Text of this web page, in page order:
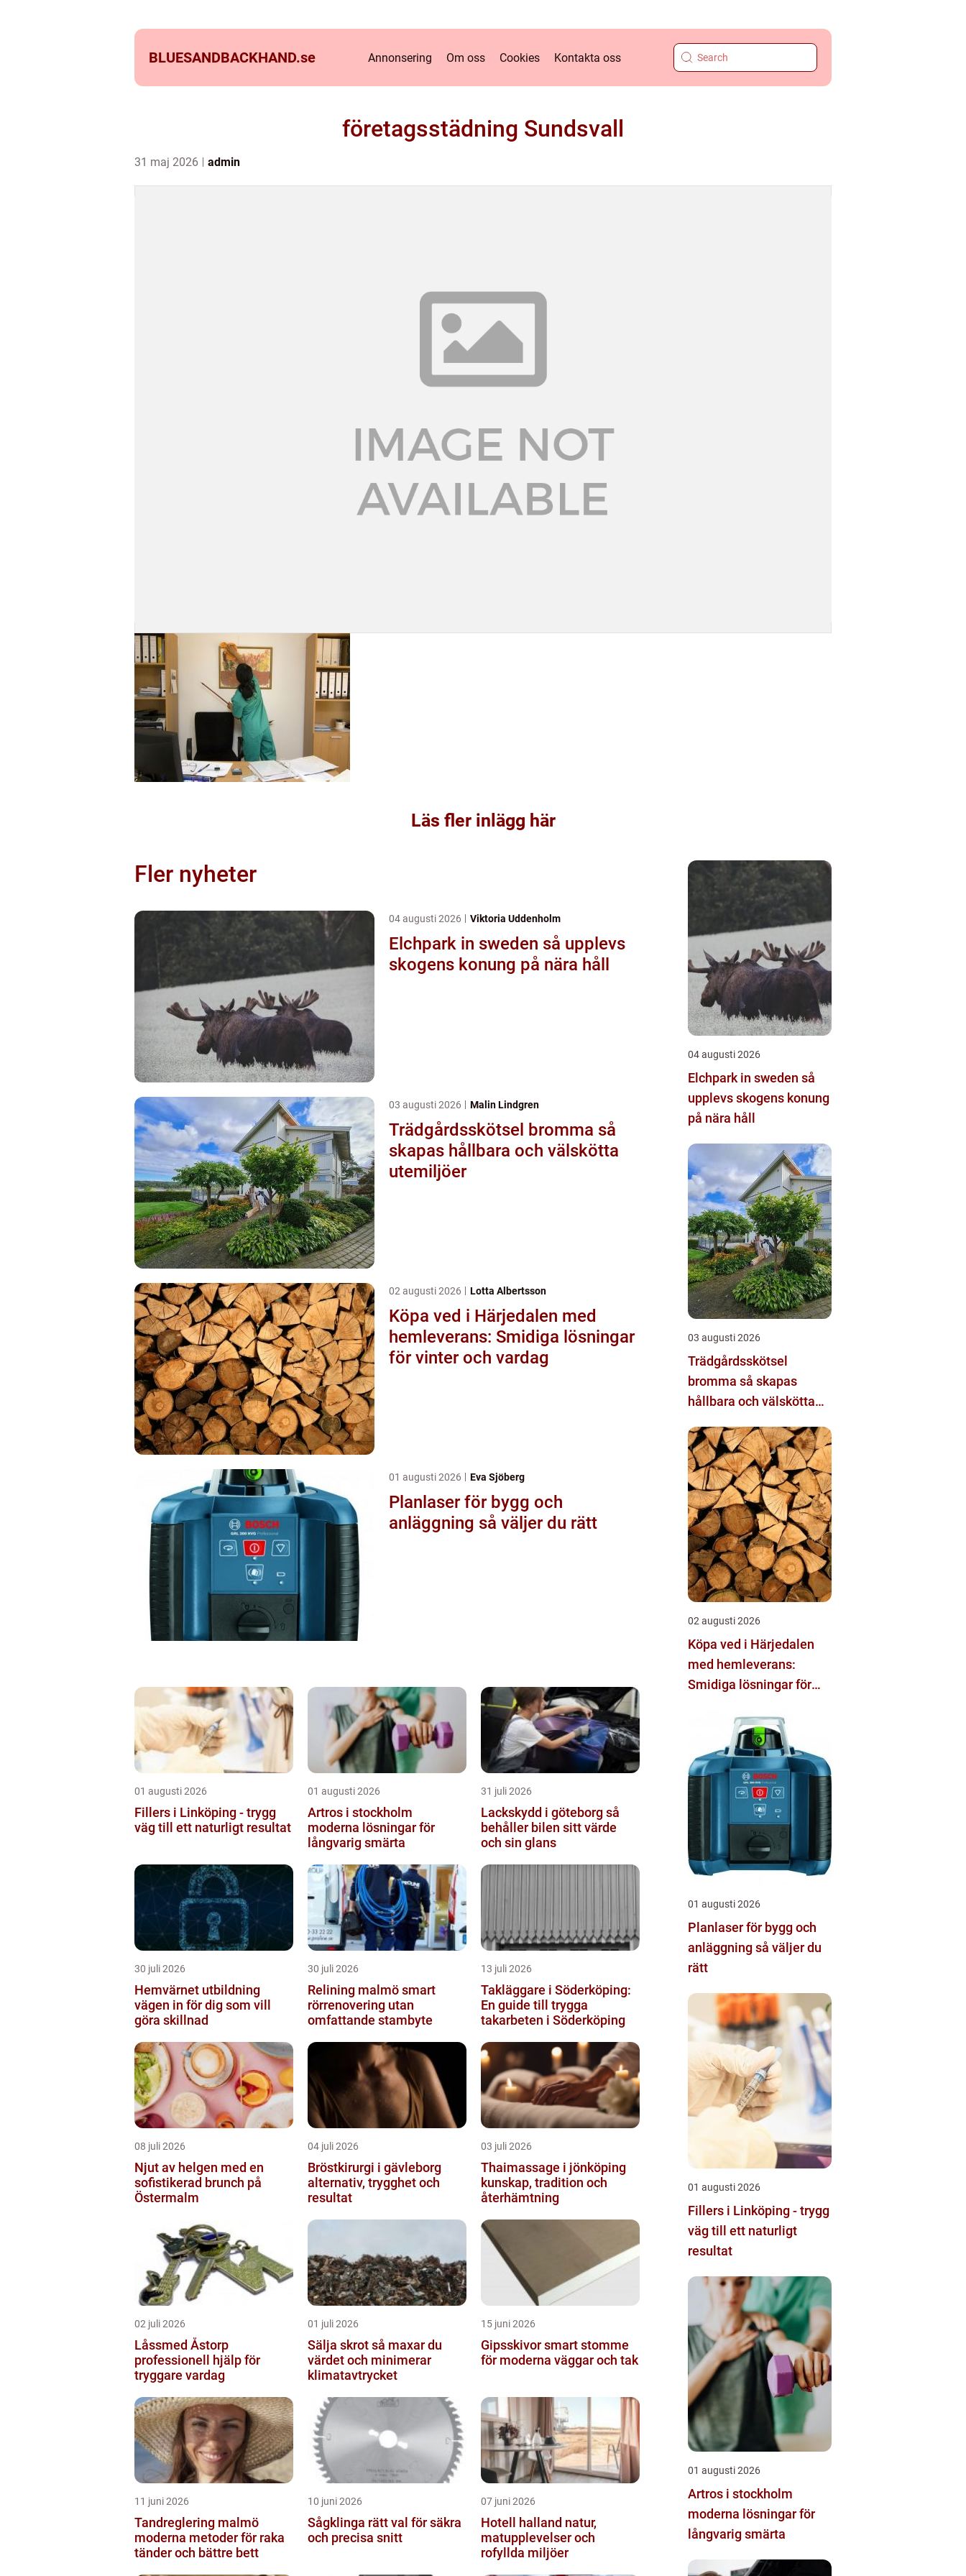
BLUESANDBACKHAND.se Annonsering Om oss Cookies Kontakta oss
företagsstädning Sundsvall
31 maj 2026 admin
Läs fler inlägg här
Fler nyheter
04 augusti 2026 Viktoria Uddenholm
Elchpark in sweden så upplevs
skogens konung på nära håll
03 augusti 2026 Malin Lindgren
Trädgårdsskötsel bromma så
skapas hållbara och välskötta
utemiljöer
02 augusti 2026 Lotta Albertsson
Köpa ved i Härjedalen med
hemleverans: Smidiga lösningar
för vinter och vardag
01 augusti 2026 Eva Sjöberg
Planlaser för bygg och
anläggning så väljer du rätt
01 augusti 2026
Fillers i Linköping - trygg
väg till ett naturligt resultat
01 augusti 2026
Artros i stockholm
moderna lösningar för
långvarig smärta
31 juli 2026
Lackskydd i göteborg så
behåller bilen sitt värde
och sin glans
30 juli 2026
Hemvärnet utbildning
vägen in för dig som vill
göra skillnad
30 juli 2026
Relining malmö smart
rörrenovering utan
omfattande stambyte
13 juli 2026
Takläggare i Söderköping:
En guide till trygga
takarbeten i Söderköping
08 juli 2026
Njut av helgen med en
sofistikerad brunch på
Östermalm
04 juli 2026
Bröstkirurgi i gävleborg
alternativ, trygghet och
resultat
03 juli 2026
Thaimassage i jönköping
kunskap, tradition och
återhämtning
02 juli 2026
Låssmed Åstorp
professionell hjälp för
tryggare vardag
01 juli 2026
Sälja skrot så maxar du
värdet och minimerar
klimatavtrycket
15 juni 2026
Gipsskivor smart stomme
för moderna väggar och tak
11 juni 2026
Tandreglering malmö
moderna metoder för raka
tänder och bättre bett
10 juni 2026
Sågklinga rätt val för säkra
och precisa snitt
07 juni 2026
Hotell halland natur,
matupplevelser och
rofyllda miljöer
04 augusti 2026
Elchpark in sweden så
upplevs skogens konung
på nära håll
03 augusti 2026
Trädgårdsskötsel
bromma så skapas
hållbara och välskötta
02 augusti 2026
Köpa ved i Härjedalen
med hemleverans:
Smidiga lösningar för
01 augusti 2026
Planlaser för bygg och
anläggning så väljer du
rätt
01 augusti 2026
Fillers i Linköping - trygg
väg till ett naturligt
resultat
01 augusti 2026
Artros i stockholm
moderna lösningar för
långvarig smärta